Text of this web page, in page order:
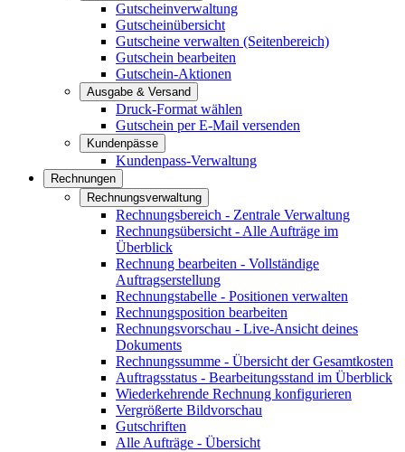
Gutscheinverwaltung
Gutscheinübersicht
Gutscheine verwalten (Seitenbereich)
Gutschein bearbeiten
Gutschein-Aktionen
Ausgabe & Versand
Druck-Format wählen
Gutschein per E-Mail versenden
Kundenpässe
Kundenpass-Verwaltung
Rechnungen
Rechnungsverwaltung
Rechnungsbereich - Zentrale Verwaltung
Rechnungsübersicht - Alle Aufträge im
Überblick
Rechnung bearbeiten - Vollständige
Auftragserstellung
Rechnungstabelle - Positionen verwalten
Rechnungsposition bearbeiten
Rechnungsvorschau - Live-Ansicht deines
Dokuments
Rechnungssumme - Übersicht der Gesamtkosten
Auftragsstatus - Bearbeitungsstand im Überblick
Wiederkehrende Rechnung konfigurieren
Vergrößerte Bildvorschau
Gutschriften
Alle Aufträge - Übersicht